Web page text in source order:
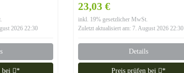
2026 22:30
bei *
23,03 €
inkl. 19% gesetzlicher MwSt.
Zuletzt aktualisiert am: 7. August 2026 22:30
Details
Preis prüfen bei *